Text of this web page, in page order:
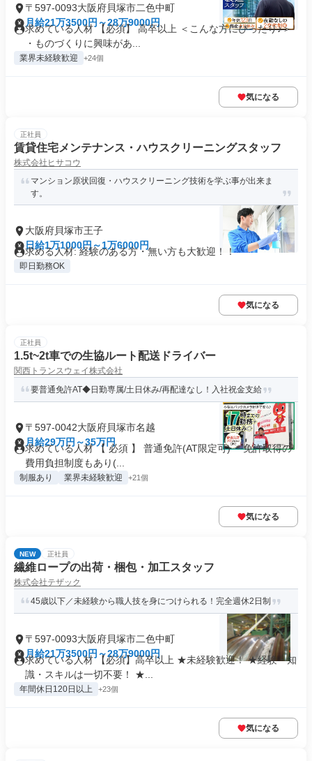
〒597-0093大阪府貝塚市二色中町
月給21万3500円～28万9000円
求めている人材 【必須】 高卒以上 ＜こんな方にぴったり♪＞
・ものづくりに興味があ...
業界未経験歓迎 +24個
気になる
正社員
賃貸住宅メンテナンス・ハウスクリーニングスタッフ
株式会社ヒサコウ
マンション原状回復・ハウスクリーニング技術を学ぶ事が出来ま
す。
大阪府貝塚市王子
日給1万1000円～1万6000円
求める人材: 経験のある方・無い方も大歓迎！！
即日勤務OK
気になる
正社員
1.5t~2t車での生協ルート配送ドライバー
関西トランスウェイ株式会社
要普通免許AT◆日勤専属/土日休み/再配達なし！入社祝金支給
〒597-0042大阪府貝塚市名越
月給29万円～35万円
求めている人材 【 必須 】 普通免許(AT限定可) ＊免許取得の
費用負担制度もあり(...
制服あり 業界未経験歓迎 +21個
気になる
NEW 正社員
繊維ロープの出荷・梱包・加工スタッフ
株式会社テザック
45歳以下／未経験から職人技を身につけられる！完全週休2日制
〒597-0093大阪府貝塚市二色中町
月給21万3500円～28万9000円
求めている人材 【必須】高卒以上 ★未経験歓迎！ ★経験・知
識・スキルは一切不要！ ★...
年間休日120日以上 +23個
気になる